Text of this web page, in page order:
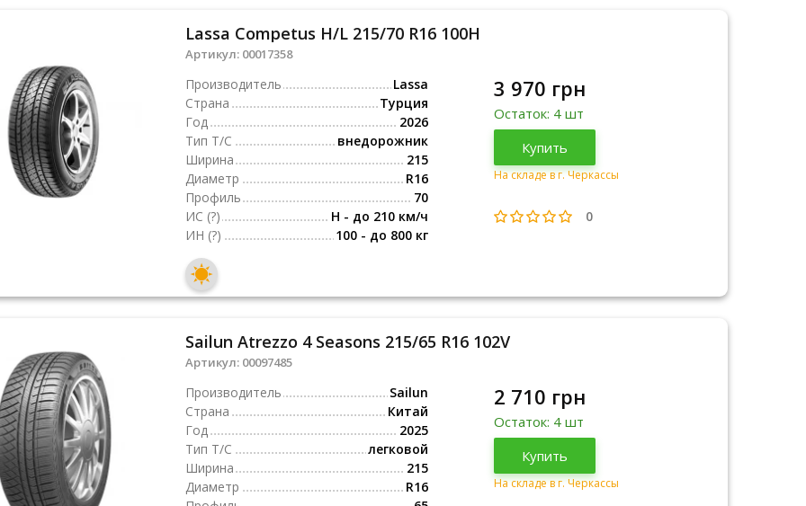
Lassa Competus H/L 215/70 R16 100H
Артикул: 00017358
Производитель
Lassa
Страна
Турция
Год
2026
Тип Т/С
внедорожник
Ширина
215
Диаметр
R16
Профиль
70
ИС (?)
H - до 210 км/ч
ИН (?) 100 - до 800 кг
Турция
2026
3 970 грн
Остаток: 4 шт
Купить
На складе в г. Черкассы
0
Sailun Atrezzo 4 Seasons 215/65 R16 102V
Артикул: 00097485
Производитель
Sailun
Страна
Китай
Год
2025
Тип Т/С
легковой
Ширина
215
Диаметр
R16
Китай
2025
2 710 грн
Остаток: 4 шт
Купить
На складе в г. Черкассы